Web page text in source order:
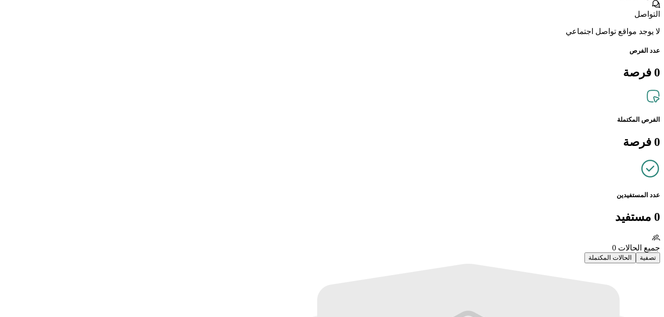
التواصل
لا يوجد مواقع تواصل اجتماعي
عدد الفرص
0 فرصة
الفرص المكتملة
0 فرصة
عدد المستفيدين
0 مستفيد
جميع الحالات
تصفية الحالات المكتملة